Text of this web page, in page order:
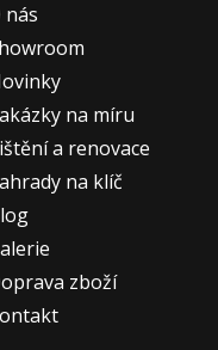
nás
na míru
a renovace
na klíč
zboží